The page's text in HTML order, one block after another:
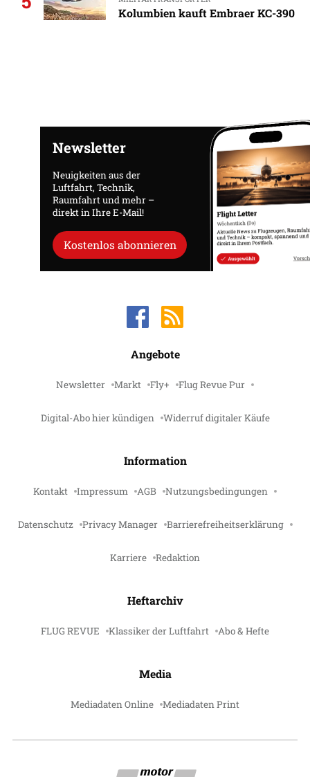
Kolumbien kauft Embraer KC-390
Newsletter
Neuigkeiten aus der
Luftfahrt, Technik,
Raumfahrt und mehr –
direkt in Ihre E-Mail!
Kostenlos abonnieren
Angebote
Newsletter Markt Fly+ Flug Revue Pur
Digital-Abo hier kündigen Widerruf digitaler Käufe
Information
Kontakt Impressum AGB Nutzungsbedingungen
Datenschutz Privacy Manager Barrierefreiheitserklärung
Karriere Redaktion
Heftarchiv
FLUG REVUE Klassiker der Luftfahrt Abo & Hefte
Media
Mediadaten Online Mediadaten Print